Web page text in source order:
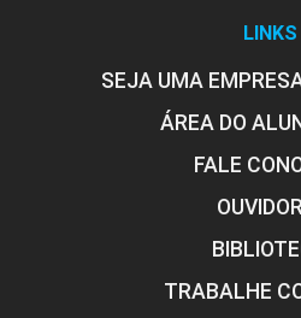
LINKS
SEJA UMA
ÁREA DO
FALE
TRABALHE